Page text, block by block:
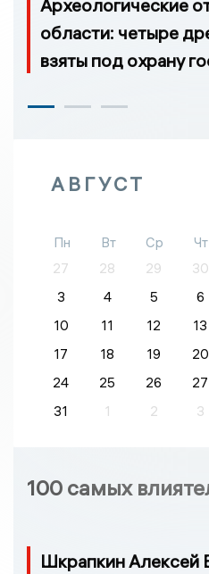
Археологические
области: четыре
взяты под охрану
АВГУСТ
Пн Вт Ср Чт
27
28 29 30
3
4 5 6
10
11 12 13
17
18 19 20
24
25 26 27
31
1 2 3
100 самых
Шкрапкин Алексей